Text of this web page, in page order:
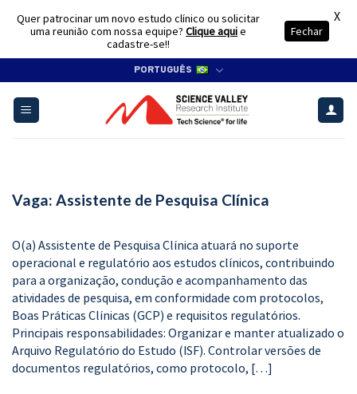
content
PORTUGUÊS
Vaga: Assistente de Pesquisa Clínica
O(a) Assistente de Pesquisa Clínica atuará no suporte
operacional e regulatório aos estudos clínicos, contribuindo
para a organização, condução e acompanhamento das
atividades de pesquisa, em conformidade com protocolos,
Boas Práticas Clínicas (GCP) e requisitos regulatórios.
Principais responsabilidades: Organizar e manter atualizado o
Arquivo Regulatório do Estudo (ISF). Controlar versões de
documentos regulatórios, como protocolo, […]
Quer patrocinar um novo estudo clínico ou solicitar
uma reunião com nossa equipe? Clique aquie
cadastre-se!!
Fechar
X